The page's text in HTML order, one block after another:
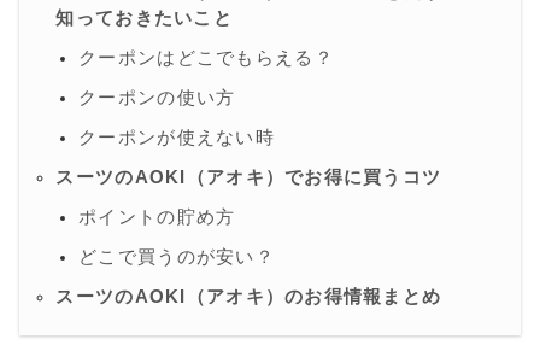
知っておきたいこと
クーポンはどこでもらえる？
クーポンの使い方
クーポンが使えない時
スーツのAOKI（アオキ）でお得に買うコツ
ポイントの貯め方
どこで買うのが安い？
スーツのAOKI（アオキ）のお得情報まとめ